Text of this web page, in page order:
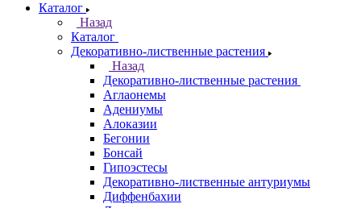
Каталог
Назад
Каталог
Декоративно-лиственные растения
Назад
Декоративно-лиственные растения
Аглаонемы
Адениумы
Алоказии
Бегонии
Бонсай
Гипоэстесы
Декоративно-лиственные антуриумы
Диффенбахии